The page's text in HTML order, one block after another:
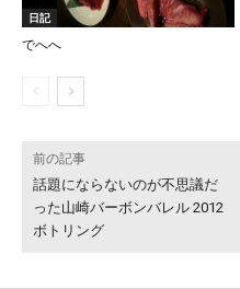
日記
でへへ
前の記事
話題にならないのが不思議だ
った山崎バーボンバレル 2012
ボトリング